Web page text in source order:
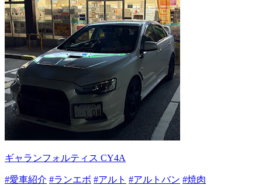
ギャランフォルティス CY4A
#愛車紹介 #ランエボ #アルト #アルトバン #焼肉